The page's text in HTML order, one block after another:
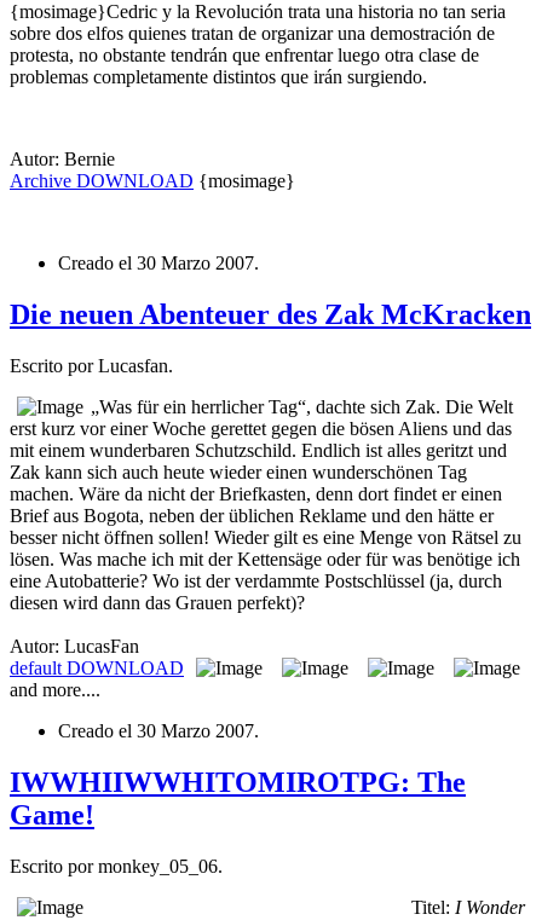
{mosimage}Cedric y la Revolución trata una historia no tan seria
sobre dos elfos quienes tratan de organizar una demostración de
protesta, no obstante tendrán que enfrentar luego otra clase de
problemas completamente distintos que irán surgiendo.
Autor: Bernie
Archive DOWNLOAD {mosimage}
Creado el 30 Marzo 2007.
Die neuen Abenteuer des Zak McKracken
Escrito por Lucasfan.
„Was für ein herrlicher Tag“, dachte sich Zak. Die Welt
erst kurz vor einer Woche gerettet gegen die bösen Aliens und das
mit einem wunderbaren Schutzschild. Endlich ist alles geritzt und
Zak kann sich auch heute wieder einen wunderschönen Tag
machen. Wäre da nicht der Briefkasten, denn dort findet er einen
Brief aus Bogota, neben der üblichen Reklame und den hätte er
besser nicht öffnen sollen! Wieder gilt es eine Menge von Rätsel zu
lösen. Was mache ich mit der Kettensäge oder für was benötige ich
eine Autobatterie? Wo ist der verdammte Postschlüssel (ja, durch
diesen wird dann das Grauen perfekt)?
Autor: LucasFan
default DOWNLOAD
and more....
Creado el 30 Marzo 2007.
IWWHIIWWHITOMIROTPG: The
Game!
Escrito por monkey_05_06.
Titel: I Wonder